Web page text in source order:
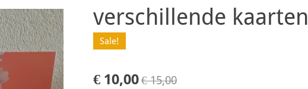
verschillende kaarten
Sale!
€ 10,00€ 15,00